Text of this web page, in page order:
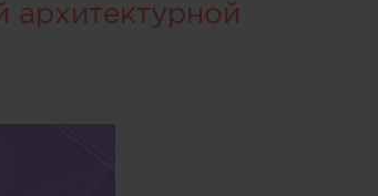
архитектурной